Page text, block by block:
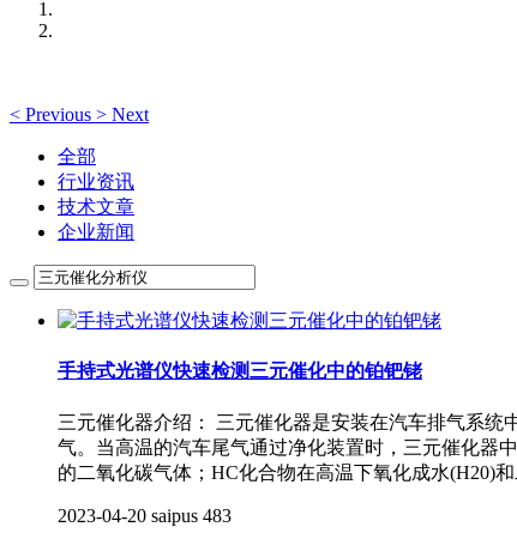
< Previous > Next
全部
行业资讯
技术文章
企业新闻
手持式光谱仪快速检测三元催化中的铂钯铑
三元催化器介绍： 三元催化器是安装在汽车排气系
气。当高温的汽车尾气通过净化装置时，三元催化器
的二氧化碳气体；HC化合物在高温下氧化成水(H20)
2023-04-20 saipus 483